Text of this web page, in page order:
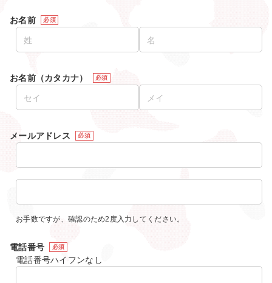
お名前 必須
お名前（カタカナ） 必須
メールアドレス 必須
お手数ですが、確認のため2度入力してください。
電話番号 必須
電話番号ハイフンなし